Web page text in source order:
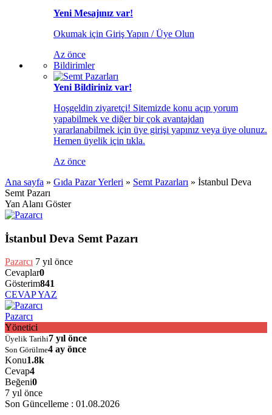
Yeni Mesajınız var!
Okumak için Giriş Yapın / Üye Olun
Az önce
Bildirimler
Yeni Bildiriniz var!
Hoşgeldin ziyaretçi! Sitemizde konu açıp yorum
yapabilmek ve diğer bir çok avantajdan
yararlanabilmek için üye girişi yapınız veya üye olunuz.
Hemen üyelik için tıkla.
Az önce
Ana sayfa » Gıda Pazar Yerleri » Semt Pazarları » İstanbul Deva
Semt Pazarı
Yan Alanı Göster
İstanbul Deva Semt Pazarı
Pazarcı 7 yıl önce
Cevaplar0
Gösterim841
CEVAP YAZ
Pazarcı
Yönetici
Üyelik Tarihi7 yıl önce
Son Görülme4 ay önce
Konu1.8k
Cevap4
Beğeni0
7 yıl önce
Son Güncelleme : 01.08.2026